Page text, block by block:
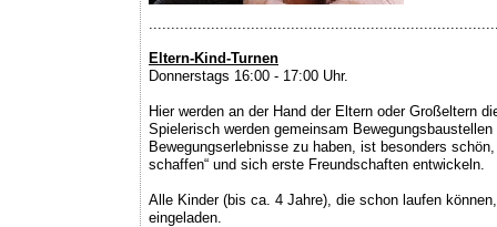
Eltern-Kind-Turnen
Donnerstags 16:00 - 17:00 Uhr.
Hier werden an der Hand der Eltern oder Großeltern
Spielerisch werden gemeinsam
Bewegungserlebnisse zu haben, ist besonders
schaffen“ und sich erste Freundschaften entwickeln.
Alle Kinder (bis ca. 4 Jahre), die schon laufen
eingeladen.